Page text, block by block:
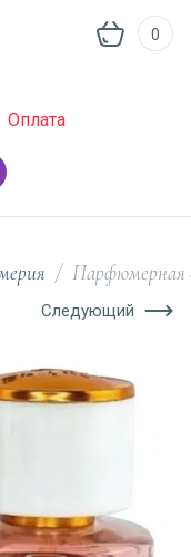
0
Оплата
/ Парфюмерная
Следующий